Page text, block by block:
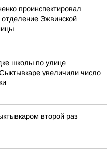
проинспектировал
Эжвинской
школы по улице
увеличили число
второй раз